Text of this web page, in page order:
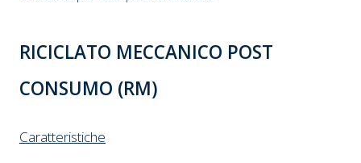
RICICLATO MECCANICO POST
CONSUMO (RM)
Caratteristiche